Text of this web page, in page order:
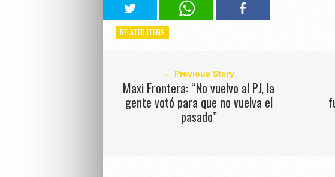
RELATED ITEMS
← Previous Story
Maxi Frontera: “No vuelvo al PJ, la
gente votó para que no vuelva el
pasado”